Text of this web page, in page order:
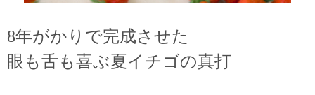
8年がかりで完成させた
眼も舌も喜ぶ夏イチゴの真打